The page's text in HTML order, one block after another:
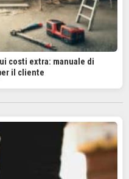
costi extra: manuale di
il cliente